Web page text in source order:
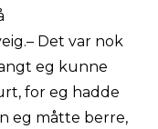
Det var nok
eg kunne
for eg hadde
eg måtte berre,